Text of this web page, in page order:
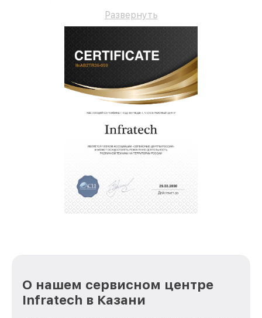
Развернуть
О нашем сервисном центре
Infratech в Казани